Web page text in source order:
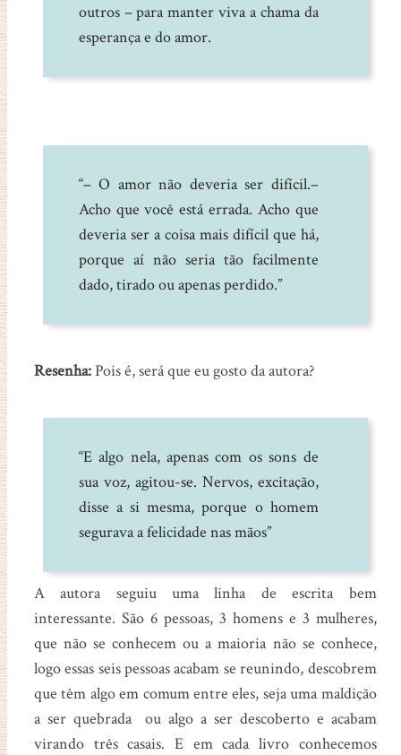
outros – para manter viva a chama da
esperança e do amor.
“– O amor não deveria ser difícil.–
Acho que você está errada. Acho que
deveria ser a coisa mais difícil que há,
porque aí não seria tão facilmente
dado, tirado ou apenas perdido.”
Resenha:Pois é, será que eu gosto da autora?
“E algo nela, apenas com os sons de
sua voz, agitou-se. Nervos, excitação,
disse a si mesma, porque o homem
segurava a felicidade nas mãos”
A autora seguiu uma linha de escrita bem
interessante. São 6 pessoas, 3 homens e 3 mulheres,
que não se conhecem ou a maioria não se conhece,
logo essas seis pessoas acabam se reunindo, descobrem
que têm algo em comum entre eles, seja uma maldição
a ser quebrada ou algo a ser descoberto e acabam
virando três casais. E em cada livro conhecemos